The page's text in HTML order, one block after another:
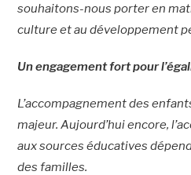
souhaitons-nous porter en
culture et au développement
Un engagement fort pour
L’accompagnement des
majeur. Aujourd’hui encore,
aux sources éducatives
des familles.